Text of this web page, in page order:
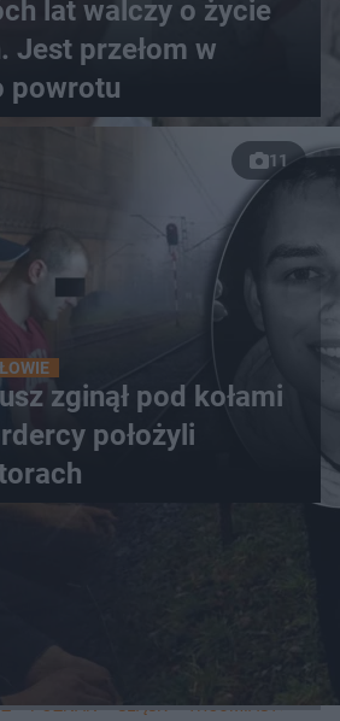
lat walczy o życie
Jest przełom w
powrotu
11
zginął pod kołami
położyli
POZNAŃ ŚLĄSK TRÓJMIASTO